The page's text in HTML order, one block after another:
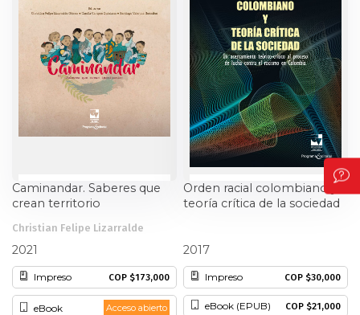
Caminandar. Saberes que
crean territorio
Christian Felipe Lizarralde
2021
eBook Acceso abierto
Impreso COP $173,000
Orden racial colombiano y
teoría crítica de la sociedad
2017
Impreso COP $30,000
eBook (EPUB) COP $21,000